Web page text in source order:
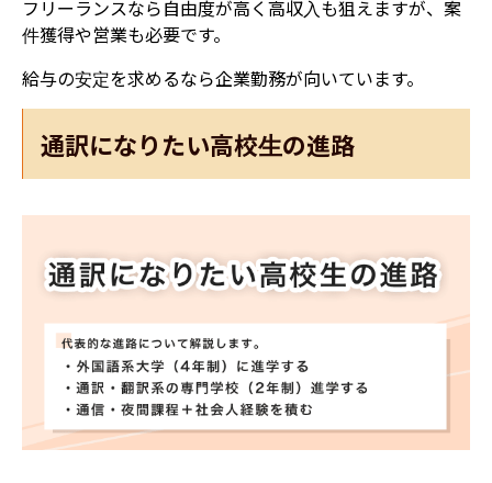
フリーランスなら自由度が高く高収入も狙えますが、案
件獲得や営業も必要です。
給与の安定を求めるなら企業勤務が向いています。
通訳になりたい高校生の進路